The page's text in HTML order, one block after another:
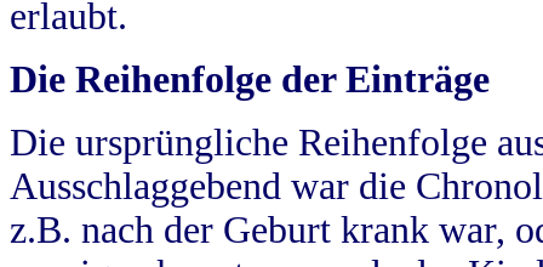
erlaubt.
Die Reihenfolge der Einträge
Die ursprüngliche Reihenfolge
Ausschlaggebend war die
z.B. nach der Geburt krank war,